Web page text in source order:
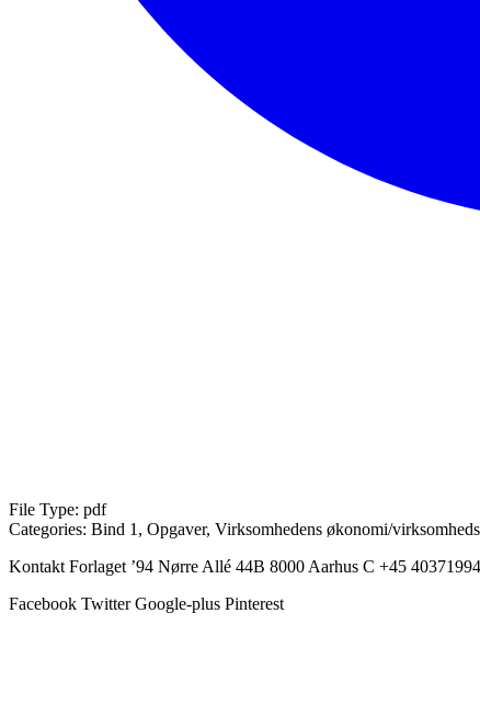
File Type: pdf
Categories: Bind 1, Opgaver, Virksomhedens økonomi/
Kontakt Forlaget ’94 Nørre Allé 44B 8000 Aarhus C +45
Facebook Twitter Google-plus Pinterest